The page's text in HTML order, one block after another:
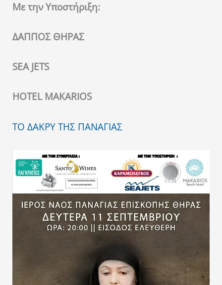
Με την Υποστήριξη:
ΔΑΠΠΟΣ ΘΗΡΑΣ
SEA JETS
HOTEL MAKARIOS
ΤΟ ΔΑΚΡΥ ΤΗΣ ΠΑΝΑΓΙΑΣ